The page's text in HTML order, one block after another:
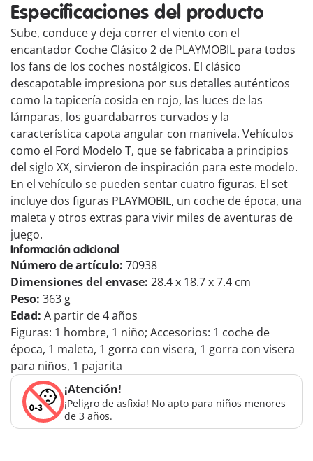
Especificaciones del producto
Sube, conduce y deja correr el viento con el
encantador Coche Clásico 2 de PLAYMOBIL para todos
los fans de los coches nostálgicos. El clásico
descapotable impresiona por sus detalles auténticos
como la tapicería cosida en rojo, las luces de las
lámparas, los guardabarros curvados y la
característica capota angular con manivela. Vehículos
como el Ford Modelo T, que se fabricaba a principios
del siglo XX, sirvieron de inspiración para este modelo.
En el vehículo se pueden sentar cuatro figuras. El set
incluye dos figuras PLAYMOBIL, un coche de época, una
maleta y otros extras para vivir miles de aventuras de
juego.
Información adicional
Número de artículo: 70938
Dimensiones del envase: 28.4 x 18.7 x 7.4 cm
Peso: 363 g
Edad: A partir de 4 años
Figuras: 1 hombre, 1 niño; Accesorios: 1 coche de
época, 1 maleta, 1 gorra con visera, 1 gorra con visera
para niños, 1 pajarita
¡Atención!
¡Peligro de asfixia! No apto para niños menores
de 3 años.